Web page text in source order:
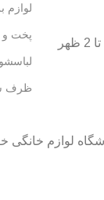
لوازم
پخت و
ظرف
لوازم